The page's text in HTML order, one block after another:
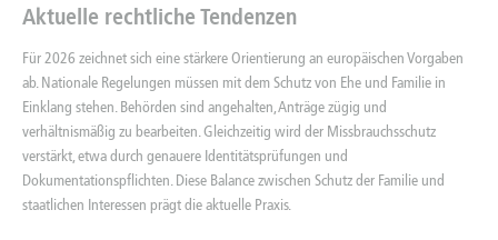
Aktuelle rechtliche Tendenzen
Für 2026 zeichnet sich eine stärkere Orientierung an europäischen Vorgaben
ab. Nationale Regelungen müssen mit dem Schutz von Ehe und Familie in
Einklang stehen. Behörden sind angehalten, Anträge zügig und
verhältnismäßig zu bearbeiten. Gleichzeitig wird der Missbrauchsschutz
verstärkt, etwa durch genauere Identitätsprüfungen und
Dokumentationspflichten. Diese Balance zwischen Schutz der Familie und
staatlichen Interessen prägt die aktuelle Praxis.